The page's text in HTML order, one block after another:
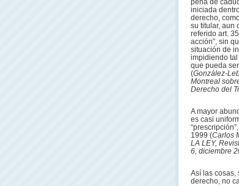
pena de
iniciada
derecho,
su titular, aun
referido art.
acción”, sin
situación de
impidiendo
que pueda
(González-
Montreal
Derecho del
A mayor
es casi
1999 (Carlos
LA LEY,
6, diciembre
Así las cosas,
derecho, no